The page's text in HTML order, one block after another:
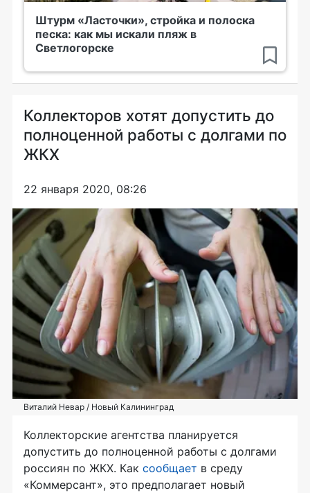
Штурм «Ласточки», стройка и полоска
песка: как мы искали пляж в
Светлогорске
Коллекторов хотят допустить до
полноценной работы с долгами по
ЖКХ
22 января 2020, 08:26
Виталий Невар / Новый Калининград
Коллекторские агентства планируется
допустить до полноценной работы с долгами
россиян по ЖКХ. Как сообщает в среду
«Коммерсант», это предполагает новый